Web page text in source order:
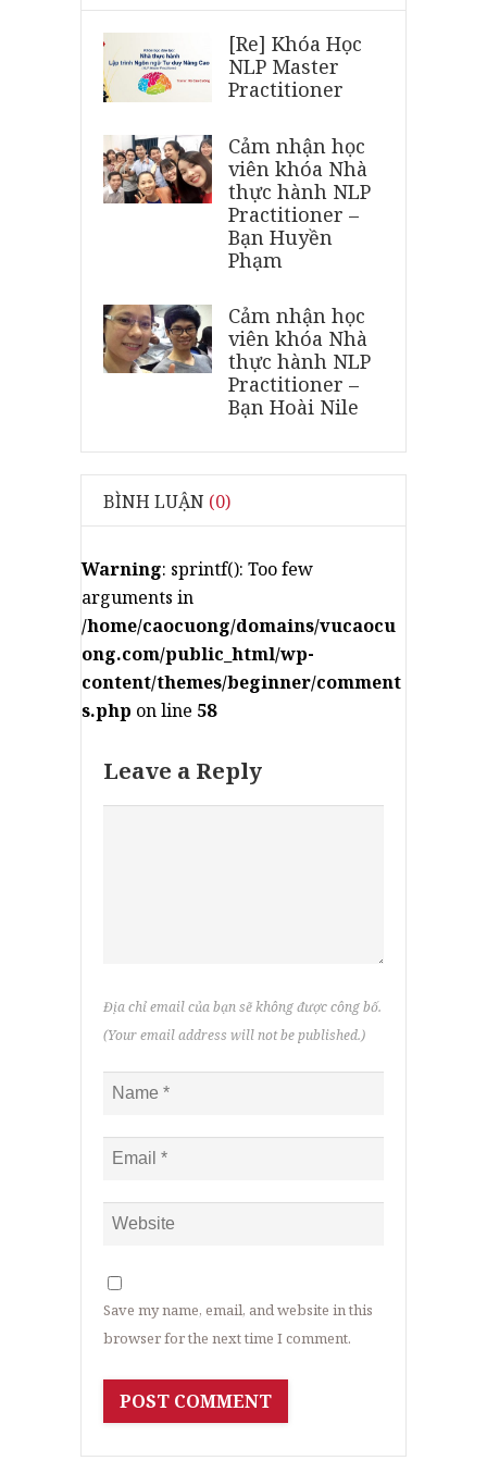
[Re] Khóa Học
NLP Master
Practitioner
Cảm nhận học
viên khóa Nhà
thực hành NLP
Practitioner –
Bạn Huyền
Phạm
Cảm nhận học
viên khóa Nhà
thực hành NLP
Practitioner –
Bạn Hoài Nile
BÌNH LUẬN (0)
Warning: sprintf(): Too few
arguments in
/home/caocuong/domains/vucaocu
ong.com/public_html/wp-
content/themes/beginner/comment
s.php on line 58
Leave a Reply
Địa chỉ email của bạn sẽ không được công bố.
(Your email address will not be published.)
Save my name, email, and website in this
browser for the next time I comment.